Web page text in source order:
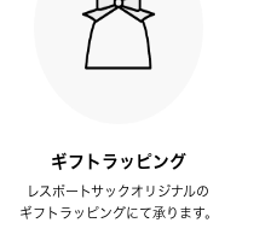
ギフトラッピング
レスポートサックオリジナルの
ギフトラッピングにて承ります。